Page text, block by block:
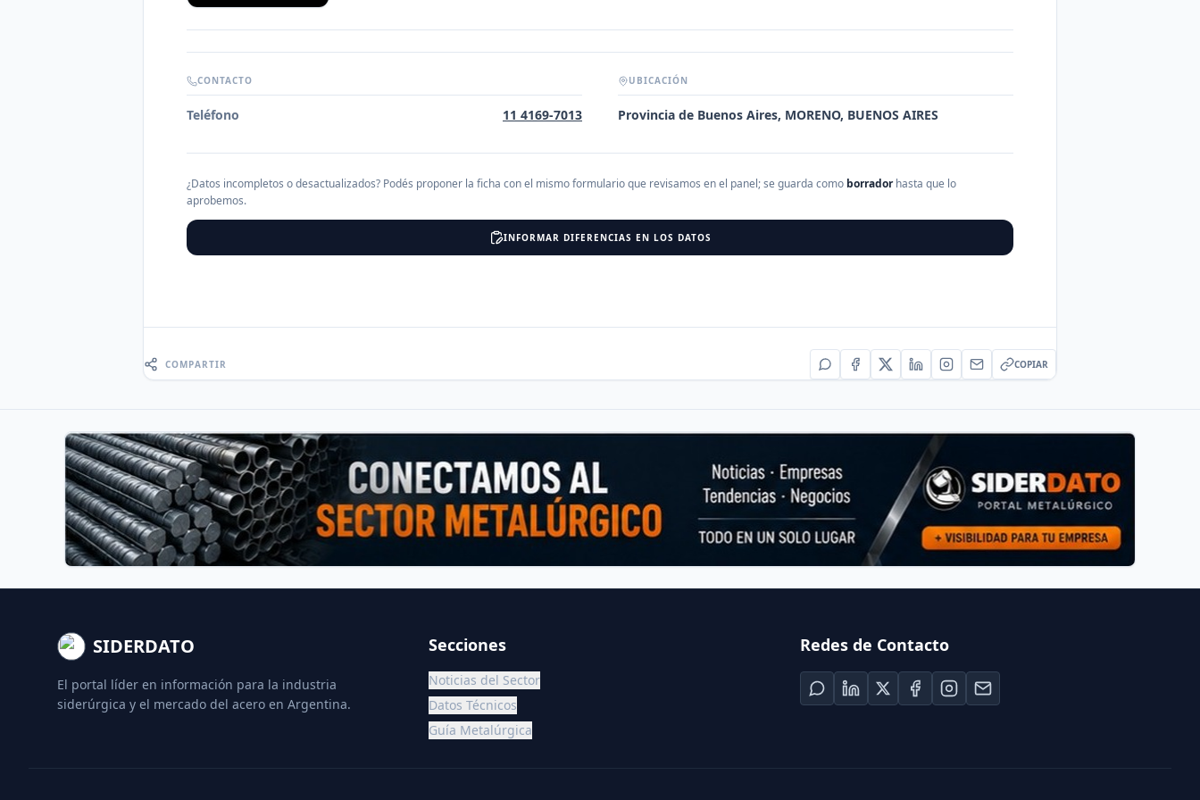
CONTACTO
Teléfono 11 4169-7013
UBICACIÓN
Provincia de Buenos Aires, MORENO, BUENOS AIRES
¿Datos incompletos o desactualizados? Podés proponer la ficha con el mismo formulario que revisamos en el panel; se guarda como borradorhasta que lo
aprobemos.
INFORMAR DIFERENCIAS EN LOS DATOS
COMPARTIR COPIAR
SIDERDATO
El portal líder en información para la industria
siderúrgica y el mercado del acero en Argentina.
Secciones
Noticias del Sector
Datos Técnicos
Guía Metalúrgica
Redes de Contacto